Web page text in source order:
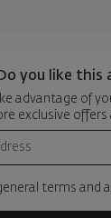
you like this
advantage of
exclusive offers
terms and